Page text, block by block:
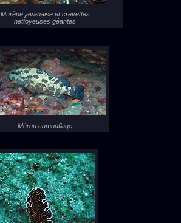
Murène javanaise et crevettes
nettoyeuses géantes
Mérou camouflage